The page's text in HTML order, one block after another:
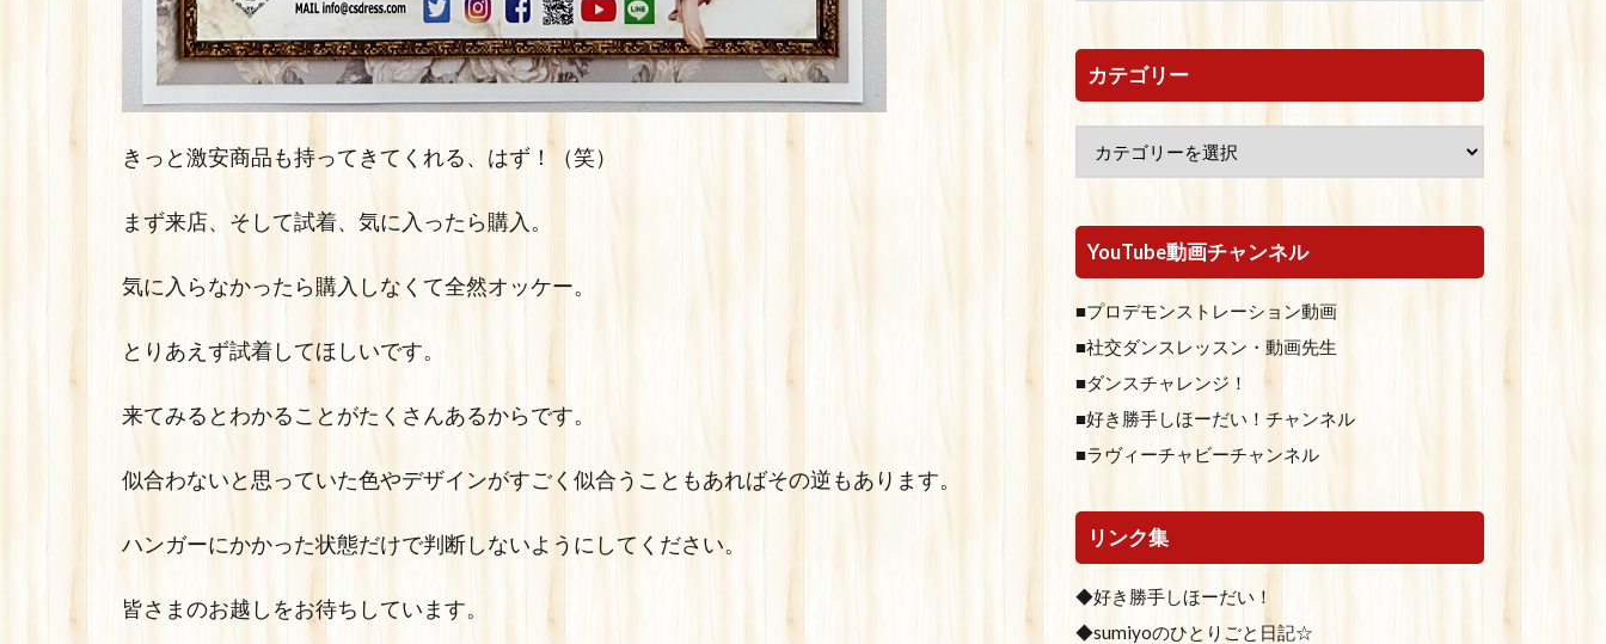
きっと激安商品も持ってきてくれる、はず！（笑）
まず来店、そして試着、気に入ったら購入。
気に入らなかったら購入しなくて全然オッケー。
とりあえず試着してほしいです。
来てみるとわかることがたくさんあるからです。
似合わないと思っていた色やデザインがすごく似合うこともあればその逆もあります。
ハンガーにかかった状態だけで判断しないようにしてください。
皆さまのお越しをお待ちしています。
カテゴリー
YouTube動画チャンネル
■プロデモンストレーション動画
■社交ダンスレッスン・動画先生
■ダンスチャレンジ！
■好き勝手しほーだい！チャンネル
■ラヴィーチャビーチャンネル
リンク集
◆好き勝手しほーだい！
◆sumiyoのひとりごと日記☆